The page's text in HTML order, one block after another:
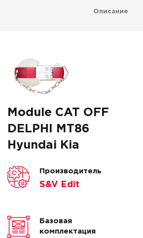
Описание
Module CAT OFF
DELPHI MT86
Hyundai Kia
Производитель
S&V Edit
Базовая
комплектация